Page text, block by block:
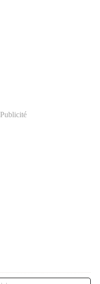
Publicité